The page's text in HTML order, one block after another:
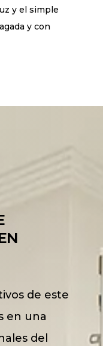
y el simple
y con
de este
en una
del